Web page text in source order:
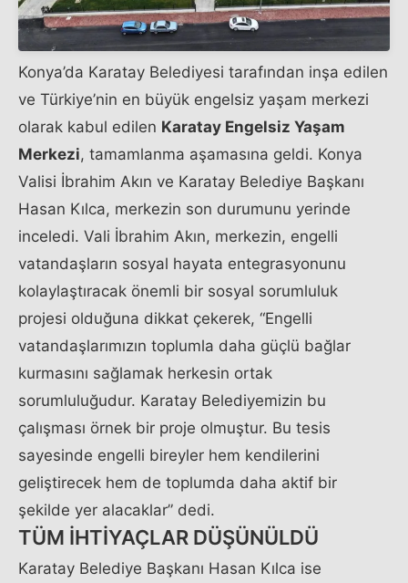
Konya’da Karatay Belediyesi tarafından inşa edilen
ve Türkiye’nin en büyük engelsiz yaşam merkezi
olarak kabul edilen Karatay Engelsiz Yaşam
Merkezi, tamamlanma aşamasına geldi. Konya
Valisi İbrahim Akın ve Karatay Belediye Başkanı
Hasan Kılca, merkezin son durumunu yerinde
inceledi. Vali İbrahim Akın, merkezin, engelli
vatandaşların sosyal hayata entegrasyonunu
kolaylaştıracak önemli bir sosyal sorumluluk
projesi olduğuna dikkat çekerek, “Engelli
vatandaşlarımızın toplumla daha güçlü bağlar
kurmasını sağlamak herkesin ortak
sorumluluğudur. Karatay Belediyemizin bu
çalışması örnek bir proje olmuştur. Bu tesis
sayesinde engelli bireyler hem kendilerini
geliştirecek hem de toplumda daha aktif bir
şekilde yer alacaklar” dedi.
TÜM İHTİYAÇLAR DÜŞÜNÜLDÜ
Karatay Belediye Başkanı Hasan Kılca ise